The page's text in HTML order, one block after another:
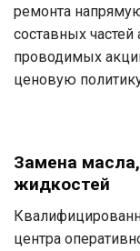
ремонта
составных
проводимых
ценовую
Замена
жидкостей
центра